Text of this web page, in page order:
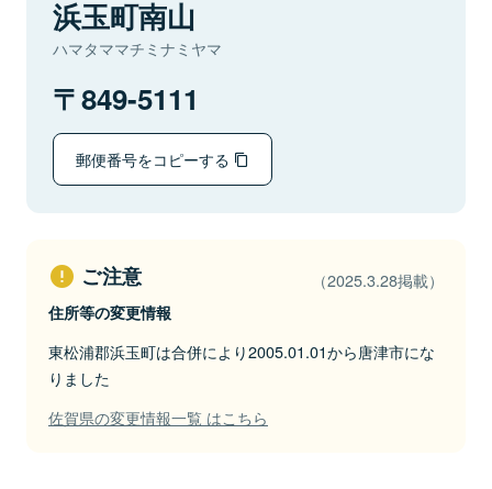
浜玉町南山
ハマタママチミナミヤマ
849-5111
郵便番号をコピーする
ご注意 （2025.3.28掲載）
住所等の変更情報
東松浦郡浜玉町は合併により2005.01.01から唐津市にな
りました
佐賀県の変更情報一覧 はこちら